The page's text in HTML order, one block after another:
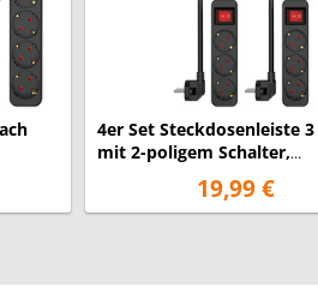
4er Set Steckdosenleiste
mit 2-poligem Schalter,
Kindersicherung, Schwarz
19,99 €